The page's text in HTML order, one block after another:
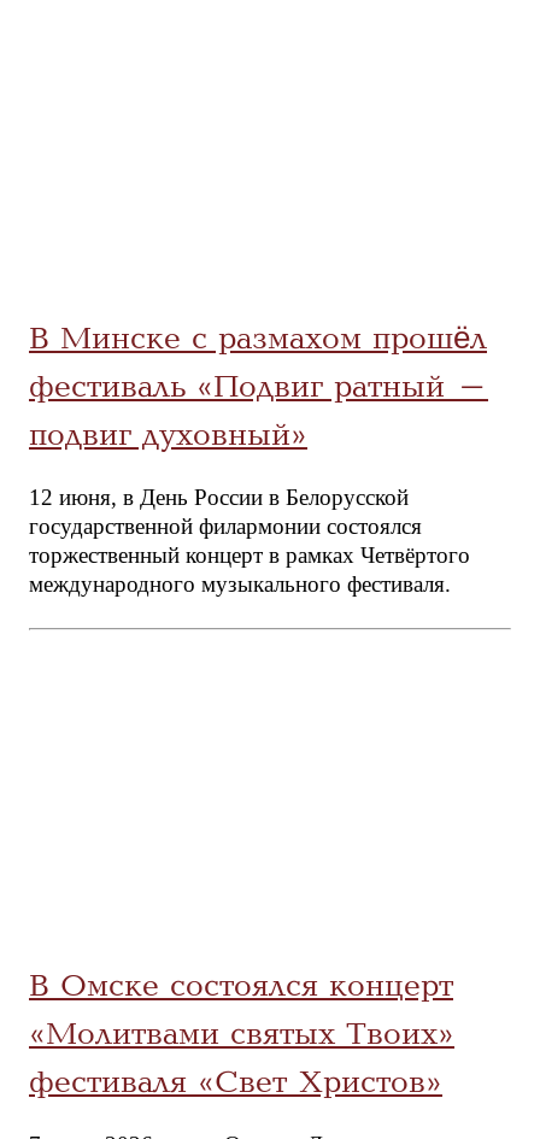
В Минске с размахом прошёл
фестиваль «Подвиг ратный –
подвиг духовный»
12 июня, в День России в Белорусской
государственной филармонии состоялся
торжественный концерт в рамках Четвёртого
международного музыкального фестиваля.
В Омске состоялся концерт
«Молитвами святых Твоих»
фестиваля «Свет Христов»